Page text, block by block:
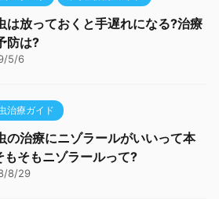
は放っておくと手遅れになる?治療
防は?
5/6
治療ガイド
の治療にニゾラールがいいって本
もそもニゾラールって?
8/29